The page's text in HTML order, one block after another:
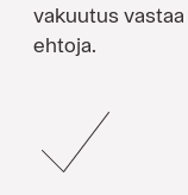
vakuutus
ehtoja.